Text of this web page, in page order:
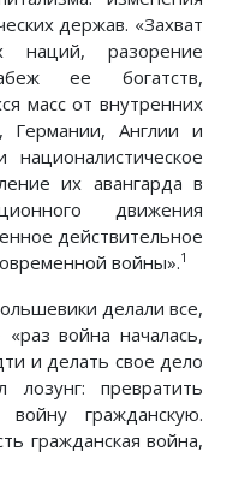
держав. «Захват
наций, разорение
ее богатств,
масс от внутренних
Германии, Англии и
их авангарда в
движения
действительное
войны».1
делали все,
война началась,
и делать свое дело
превратить
гражданскую.
гражданская война,